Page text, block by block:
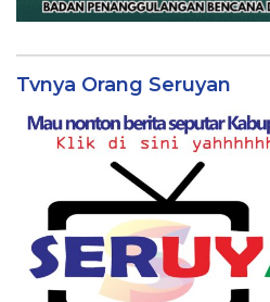
Tvnya Orang Seruyan